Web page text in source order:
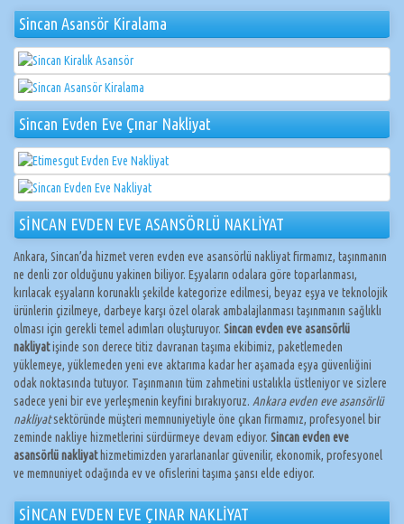
Sincan Asansör Kiralama
Sincan Evden Eve Çınar Nakliyat
SİNCAN EVDEN EVE ASANSÖRLÜ NAKLİYAT
Ankara, Sincan’da hizmet veren evden eve asansörlü nakliyat firmamız, taşınmanın
ne denli zor olduğunu yakinen biliyor. Eşyaların odalara göre toparlanması,
kırılacak eşyaların korunaklı şekilde kategorize edilmesi, beyaz eşya ve teknolojik
ürünlerin çizilmeye, darbeye karşı özel olarak ambalajlanması taşınmanın sağlıklı
olması için gerekli temel adımları oluşturuyor. Sincan evden eve asansörlü
nakliyatişinde son derece titiz davranan taşıma ekibimiz, paketlemeden
yüklemeye, yüklemeden yeni eve aktarıma kadar her aşamada eşya güvenliğini
odak noktasında tutuyor. Taşınmanın tüm zahmetini ustalıkla üstleniyor ve sizlere
sadece yeni bir eve yerleşmenin keyfini bırakıyoruz. Ankara evden eve asansörlü
nakliyatsektöründe müşteri memnuniyetiyle öne çıkan firmamız, profesyonel bir
zeminde nakliye hizmetlerini sürdürmeye devam ediyor. Sincan evden eve
asansörlü nakliyathizmetimizden yararlananlar güvenilir, ekonomik, profesyonel
ve memnuniyet odağında ev ve ofislerini taşıma şansı elde ediyor.
SİNCAN EVDEN EVE ÇINAR NAKLİYAT